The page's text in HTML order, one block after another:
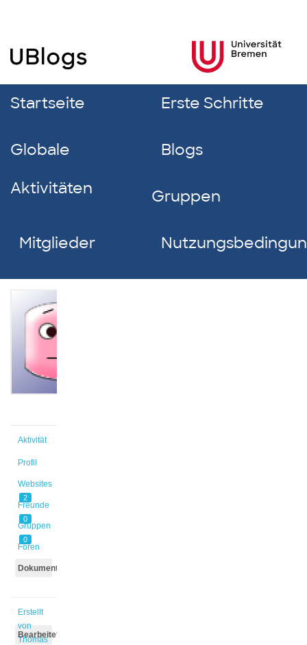
Startseite Erste Schritte
Globale
Aktivitäten
Blogs
Gruppen
Mitglieder
Aktivität
Profil
Websites
2
Freunde
0
Gruppen
0
Foren
Dokumente
Erstellt
von
Thomas
Bearbeitet